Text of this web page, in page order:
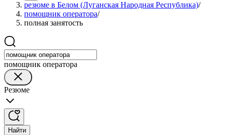
резюме в Белом (Луганская Народная Республика)/
помощник оператора/
полная занятость
помощник оператора
Резюме
Найти